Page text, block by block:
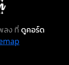
ลง ที่ ดูคอร์ด